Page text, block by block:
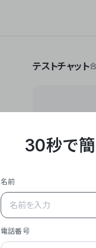
テストチャット
API
作
-
メ
-
30秒で簡
名前
電話番号